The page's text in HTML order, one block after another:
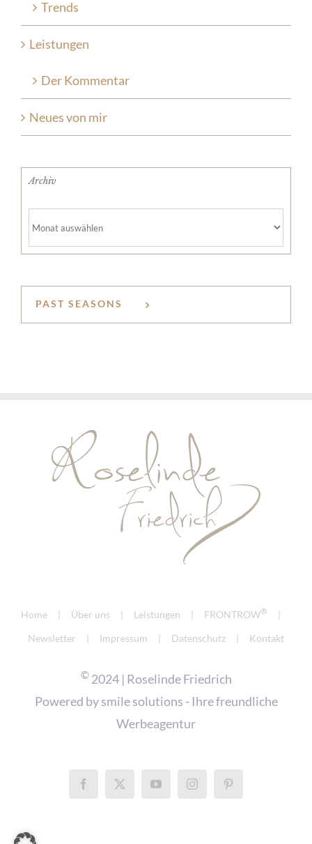
Trends
Leistungen
Der Kommentar
Neues von mir
Archiv
PAST SEASONS
Home Über uns Leistungen FRONTROW®
Newsletter Impressum Datenschutz Kontakt
©2024 | Roselinde Friedrich
Powered bysmile solutions - Ihre freundliche
Werbeagentur